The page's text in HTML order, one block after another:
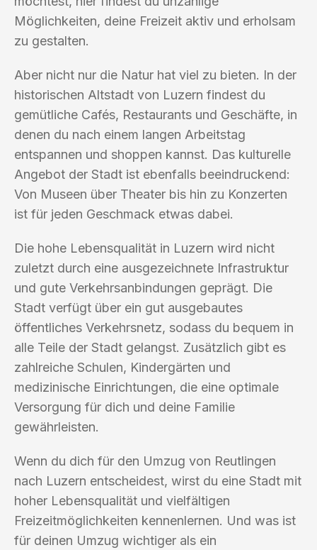
Möglichkeiten, deine Freizeit aktiv und erholsam
zu gestalten.
Aber nicht nur die Natur hat viel zu bieten. In der
historischen Altstadt von Luzern findest du
gemütliche Cafés, Restaurants und Geschäfte, in
denen du nach einem langen Arbeitstag
entspannen und shoppen kannst. Das kulturelle
Angebot der Stadt ist ebenfalls beeindruckend:
Von Museen über Theater bis hin zu Konzerten
ist für jeden Geschmack etwas dabei.
Die hohe Lebensqualität in Luzern wird nicht
zuletzt durch eine ausgezeichnete Infrastruktur
und gute Verkehrsanbindungen geprägt. Die
Stadt verfügt über ein gut ausgebautes
öffentliches Verkehrsnetz, sodass du bequem in
alle Teile der Stadt gelangst. Zusätzlich gibt es
zahlreiche Schulen, Kindergärten und
medizinische Einrichtungen, die eine optimale
Versorgung für dich und deine Familie
gewährleisten.
Wenn du dich für den Umzug von Reutlingen
nach Luzern entscheidest, wirst du eine Stadt mit
hoher Lebensqualität und vielfältigen
Freizeitmöglichkeiten kennenlernen. Und was ist
für deinen Umzug wichtiger als ein